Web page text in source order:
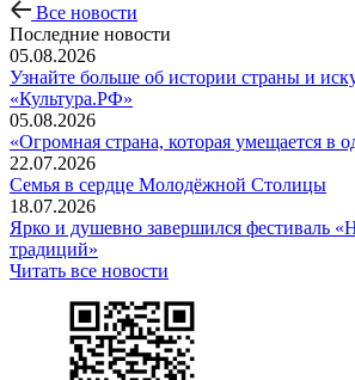
Все новости
Последние новости
05.08.2026
Узнайте больше об истории страны и
«Культура.РФ»
05.08.2026
«Огромная страна, которая умещается в
22.07.2026
Семья в сердце Молодёжной Столицы
18.07.2026
Ярко и душевно завершился фестиваль
традиций»
Читать все новости